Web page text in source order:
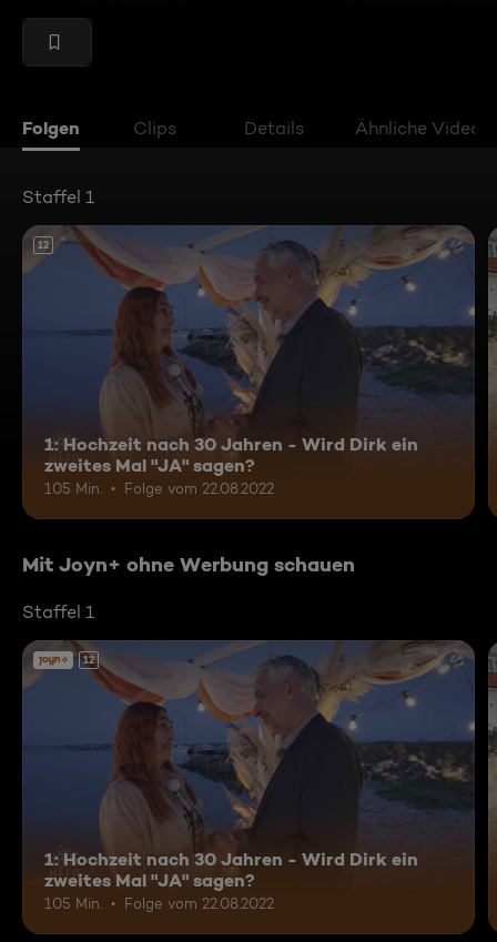
Folgen Clips Details Ähnliche Videos
Staffel 1
12
1: Hochzeit nach 30 Jahren - Wird Dirk ein
zweites Mal "JA" sagen?
105 Min. Folge vom 22.08.2022
Mit Joyn+ ohne Werbung schauen
Staffel 1
12
1: Hochzeit nach 30 Jahren - Wird Dirk ein
zweites Mal "JA" sagen?
105 Min. Folge vom 22.08.2022